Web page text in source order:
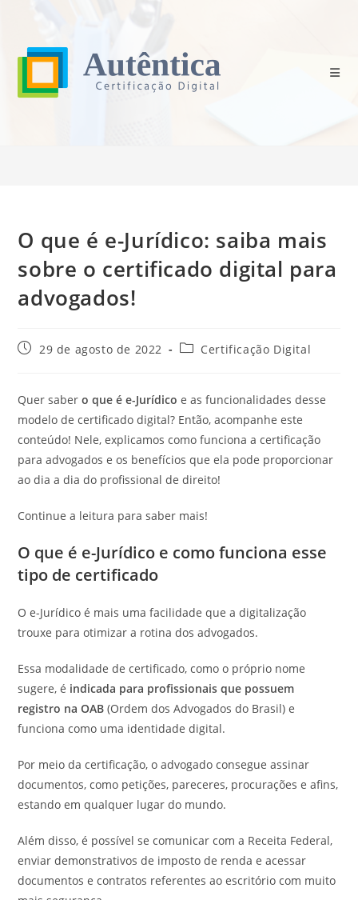
O que é e-Jurídico: saiba mais
sobre o certificado digital para
advogados!
Post29 de agosto de 2022
Categoria
Certificação Digital
Quer sabero que é e-Jurídicoe as funcionalidades desse
modelo de certificado digital? Então, acompanhe este
conteúdo! Nele, explicamos como funciona a certificação
para advogados e os benefícios que ela pode proporcionar
ao dia a dia do profissional de direito!
Continue a leitura para saber mais!
O que é e-Jurídico e como funciona esse
tipo de certificado
O e-Jurídico é mais uma facilidade que a digitalização
trouxe para otimizar a rotina dos advogados.
Essa modalidade de certificado, como o próprio nome
sugere, é indicada para profissionais que possuem
registro na OAB (Ordem dos Advogados do Brasil) e
funciona como uma identidade digital.
Por meio da certificação, o advogado consegue assinar
documentos, como petições, pareceres, procurações e afins,
estando em qualquer lugar do mundo.
Além disso, é possível se comunicar com a Receita Federal,
enviar demonstrativos de imposto de renda e acessar
documentos e contratos referentes ao escritório com muito